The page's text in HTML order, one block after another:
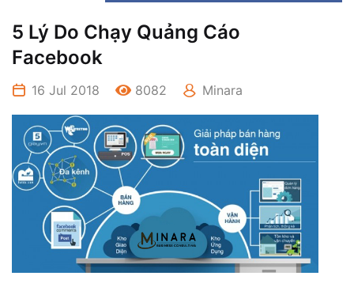
5 Lý Do Chạy Quảng Cáo
Facebook
16 Jul 2018 8082 Minara